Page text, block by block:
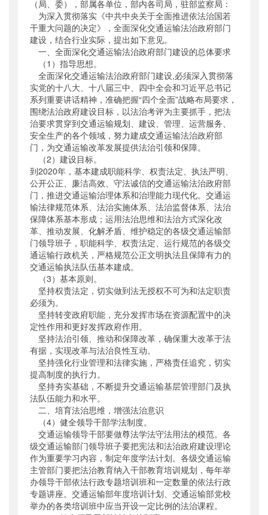
主题词：
全面深化改革;交通运输;法治政府
机构分类：法制司
主题分类：行政规范性文件
公文类型：部文件
（局、委），部属各单位，部内各司局，驻部监察局：
为深入贯彻落实《中共中央关于全面推进依法治国若
干重大问题的决定》，全面深化交通运输法治政府部门
建设，结合行业实际，提出如下意见。
一、全面深化交通运输法治政府部门建设的总体要求
（1）指导思想。
全面深化交通运输法治政府部门建设,必须深入贯彻落
实党的十八大、十八届三中、四中全会和习近平总书记
系列重要讲话精神，准确把握“四个全面”战略布局要求，
围绕法治政府建设目标，以法治考评为主要抓手，把法
治要求贯穿到交通运输规划、建设、管理、运营服务、
安全生产的各个领域，努力建成交通运输法治政府部
门，为交通运输改革发展提供法治引领和保障。
（2）建设目标。
到2020年，基本建成职能科学、权责法定、执法严明、
公开公正、廉洁高效、守法诚信的交通运输法治政府部
门，推进交通运输治理体系和治理能力现代化。交通运
输法律规范体系、法治实施体系、法治监督体系、法治
保障体系基本形成；运用法治思维和法治方式深化改
革、推动发展、化解矛盾、维护稳定的各级交通运输部
门领导班子，职能科学、权责法定、运行规范的各级交
通运输行政机关，严格规范公正文明执法且保障有力的
交通运输执法队伍基本建成。
（3）基本原则。
坚持权责法定，切实做到法无授权不可为和法定职责
必须为。
坚持转变政府职能，充分发挥市场在资源配置中的决
定性作用和更好发挥政府作用。
坚持法治引领、推动和保障改革，确保重大改革于法
有据，实现改革与法治良性互动。
坚持强化行业管理和法律实施，严格责任追究，切实
提高制度的执行力。
坚持夯实基础，不断提升交通运输基层管理部门及执
法队伍能力和水平。
二、培育法治思维，增强法治意识
（4）健全领导干部学法制度。
交通运输领导干部要做尊法学法守法用法的模范。各
级交通运输部门领导班子要把宪法和法治政府建设理论
作为重要学习内容，制定年度学法计划。各级交通运输
主管部门要把法治教育纳入干部教育培训规划，每年举
办领导干部依法行政专题培训班和一定数量的依法行政
专题讲座。交通运输部年度培训计划、交通运输部党校
举办的各类培训班中应当开设一定比例的法治课程。